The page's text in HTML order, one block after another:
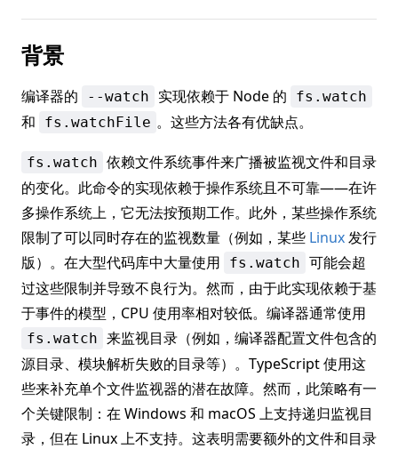
背景
编译器的 --watch 实现依赖于 Node 的 fs.watch
和 fs.watchFile 。这些方法各有优缺点。
fs.watch 依赖文件系统事件来广播被监视文件和目录
的变化。此命令的实现依赖于操作系统且不可靠——在许
多操作系统上，它无法按预期工作。此外，某些操作系统
限制了可以同时存在的监视数量（例如，某些 Linux发行
版）。在大型代码库中大量使用
fs.watch 可能会超
过这些限制并导致不良行为。然而，由于此实现依赖于基
于事件的模型，CPU 使用率相对较低。编译器通常使用
fs.watch 来监视目录（例如，编译器配置文件包含的
源目录、模块解析失败的目录等）。TypeScript 使用这
些来补充单个文件监视器的潜在故障。然而，此策略有一
个关键限制：在 Windows 和 macOS 上支持递归监视目
录，但在 Linux 上不支持。这表明需要额外的文件和目录